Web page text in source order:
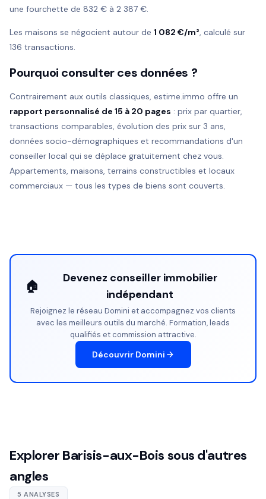
une fourchette de 832 € à 2 387 €.
Les maisons se négocient autour de 1 082 €/m², calculé sur
136 transactions.
Pourquoi consulter ces données ?
Contrairement aux outils classiques, estime.immo offre un
rapport personnalisé de 15 à 20 pages : prix par quartier,
transactions comparables, évolution des prix sur 3 ans,
données socio-démographiques et recommandations d'un
conseiller local qui se déplace gratuitement chez vous.
Appartements, maisons, terrains constructibles et locaux
commerciaux — tous les types de biens sont couverts.
🏠
Devenez conseiller immobilier
indépendant
Rejoignez le réseau Domini et accompagnez vos clients
avec les meilleurs outils du marché. Formation, leads
qualifiés et commission attractive.
Découvrir Domini
Explorer Barisis-aux-Bois sous d'autres
angles
5 ANALYSES